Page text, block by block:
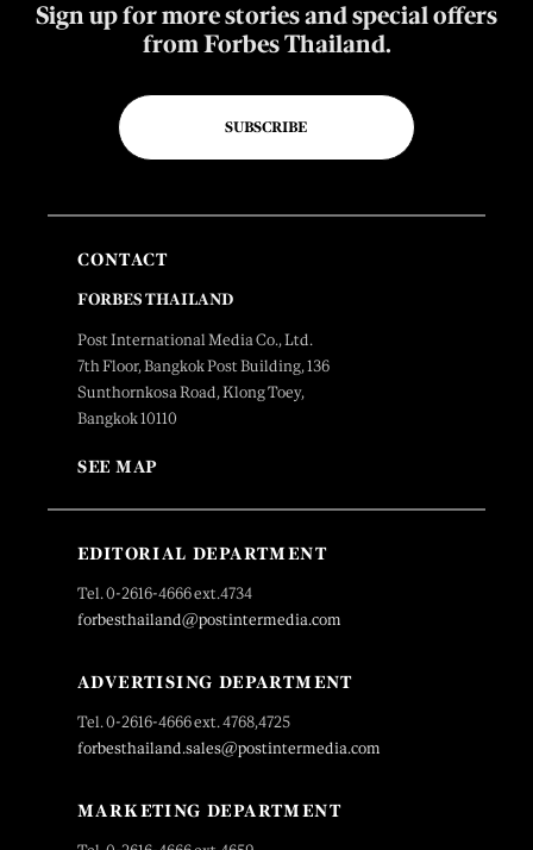
Sign up for more stories and special offers
from Forbes Thailand.
SUBSCRIBE
CONTACT
FORBES THAILAND
Post International Media Co., Ltd.
7th Floor, Bangkok Post Building, 136
Sunthornkosa Road, Klong Toey,
Bangkok 10110
SEE MAP
EDITORIAL DEPARTMENT
Tel. 0-2616-4666 ext.4734
forbesthailand@postintermedia.com
ADVERTISING DEPARTMENT
Tel. 0-2616-4666 ext. 4768,4725
forbesthailand.sales@postintermedia.com
MARKETING DEPARTMENT